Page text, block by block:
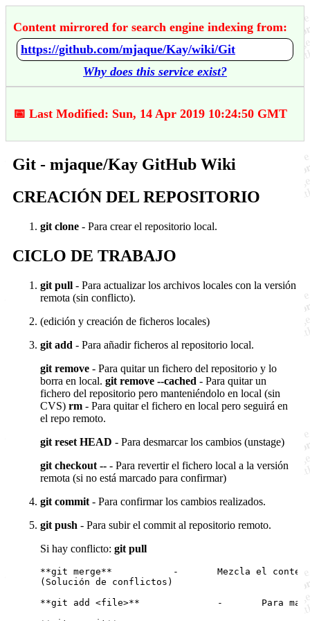
Content mirrored for search engine indexing from:
https://github.com/mjaque/Kay/wiki/Git
Why does this service exist?
📅 Last Modified: Sun, 14 Apr 2019 10:24:50 GMT
Git - mjaque/Kay GitHub Wiki
CREACIÓN DEL REPOSITORIO
git clone - Para crear el repositorio local.
CICLO DE TRABAJO
git pull - Para actualizar los archivos locales con la versión
remota (sin conflicto).
(edición y creación de ficheros locales)
git add - Para añadir ficheros al repositorio local.
git remove - Para quitar un fichero del repositorio y lo
borra en local. git remove --cached - Para quitar un
fichero del repositorio pero manteniéndolo en local (sin
CVS) rm - Para quitar el fichero en local pero seguirá en
el repo remoto.
git reset HEAD - Para desmarcar los cambios (unstage)
git checkout -- - Para revertir el fichero local a la versión
remota (si no está marcado para confirmar)
git commit - Para confirmar los cambios realizados.
git push - Para subir el commit al repositorio remoto.
Si hay conflicto: git pull
**git merge**		- 	Mezcla el contenido del remoto con el local. Detecta los conflictos.
(Solución de conflictos)
**git add <file>**		-	Para marcar el conflicto como resuelto